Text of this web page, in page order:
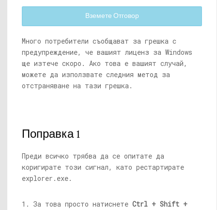
Вземете Отговор
Много потребители съобщават за грешка с
предупреждение, че вашият лиценз за Windows
ще изтече скоро. Ако това е вашият случай,
можете да използвате следния метод за
отстраняване на тази грешка.
Поправка 1
Преди всичко трябва да се опитате да
коригирате този сигнал, като рестартирате
explorer.exe.
1. За това просто натиснете Ctrl + Shift +